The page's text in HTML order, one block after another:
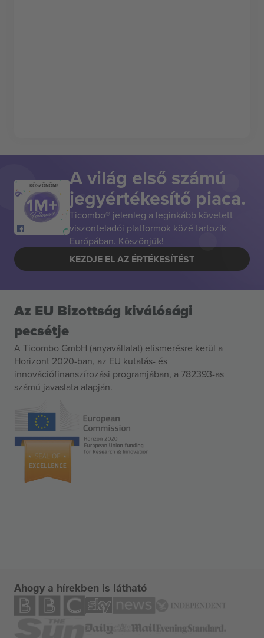
KÖSZÖNÖM! A világ első számú
jegyértékesítő piaca.
Ticombo® jelenleg a leginkább követett
viszonteladói platformok közé tartozik
Európában. Köszönjük!
KEZDJE EL AZ ÉRTÉKESÍTÉST
Az EU Bizottság kiválósági
pecsétje
A Ticombo GmbH (anyavállalat) elismerésre kerül a
Horizont 2020-ban, az EU kutatás- és
innovációfinanszírozási programjában, a 782393-as
számú javaslata alapján.
Ahogy a hírekben is látható